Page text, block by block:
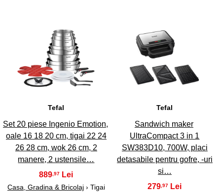
25
Tefal
Set 20 piese Ingenio Emotion,
oale 16 18 20 cm, tigai 22 24
26 28 cm, wok 26 cm, 2
manere, 2 ustensile…
889 ,97
Casa, Gradina & Bricolaj› Tigai
26
Tefal
Sandwich maker
UltraCompact 3 in 1
SW383D10, 700W, placi
detasabile pentru gofre, -uri
si…
279 ,97